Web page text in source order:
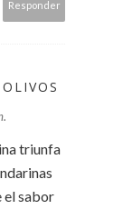
Responder
triunfa
el sabor